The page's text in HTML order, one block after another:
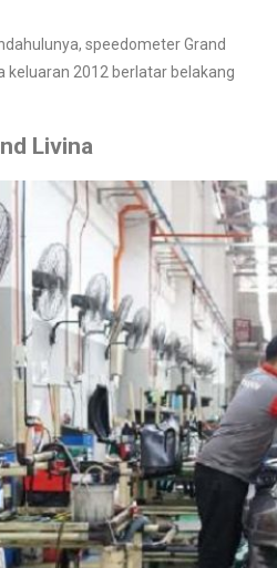
speedometer Grand
keluaran 2012 berlatar belakang
Livina